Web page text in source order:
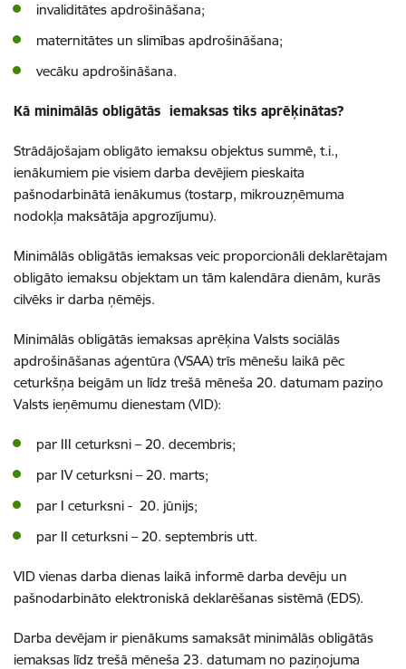
invaliditātes apdrošināšana;
maternitātes un slimības apdrošināšana;
vecāku apdrošināšana.
Kā minimālās obligātās iemaksas tiks aprēķinātas?
Strādājošajam obligāto iemaksu objektus summē, t.i.,
ienākumiem pie visiem darba devējiem pieskaita
pašnodarbinātā ienākumus (tostarp, mikrouzņēmuma
nodokļa maksātāja apgrozījumu).
Minimālās obligātās iemaksas veic proporcionāli deklarētajam
obligāto iemaksu objektam un tām kalendāra dienām, kurās
cilvēks ir darba ņēmējs.
Minimālās obligātās iemaksas aprēķina Valsts sociālās
apdrošināšanas aģentūra (VSAA) trīs mēnešu laikā pēc
ceturkšņa beigām un līdz trešā mēneša 20. datumam paziņo
Valsts ieņēmumu dienestam (VID):
par III ceturksni – 20. decembris;
par IV ceturksni – 20. marts;
par I ceturksni - 20. jūnijs;
par II ceturksni – 20. septembris utt.
VID vienas darba dienas laikā informē darba devēju un
pašnodarbināto elektroniskā deklarēšanas sistēmā (EDS).
Darba devējam ir pienākums samaksāt minimālās obligātās
iemaksas līdz trešā mēneša 23. datumam no paziņojuma